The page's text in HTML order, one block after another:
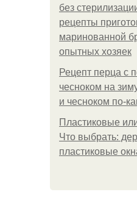
без
рецепты
маринованной
опытных хозяек
Рецепт перца с
чесноком на
и чесноком по-
Пластиковые
Что выбрать:
пластиковые